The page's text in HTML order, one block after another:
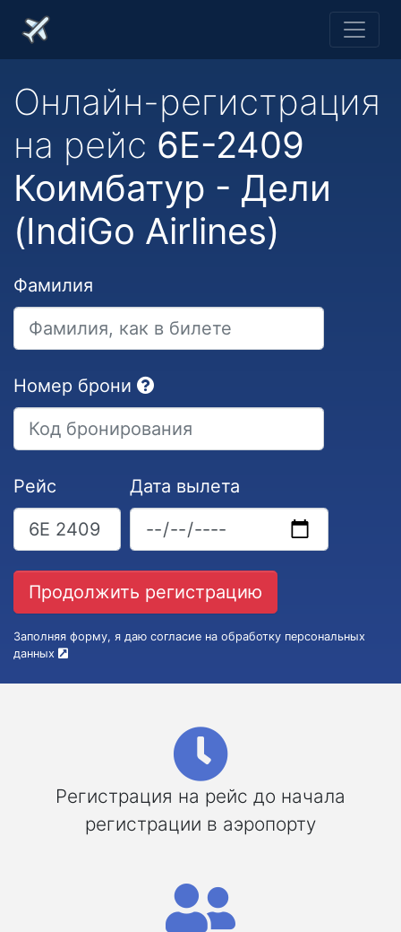
Онлайн-регистрация
на рейс 6E-2409
Коимбатур - Дели
(IndiGo Airlines)
Фамилия
Номер брони
Рейс Дата вылета
Заполняя форму, я даю согласие на обработку персональных
данных
Регистрация на рейс до начала
регистрации в аэропорту